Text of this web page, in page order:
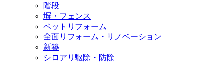
階段
塀・フェンス
ペットリフォーム
全面リフォーム・リノベーション
新築
シロアリ駆除・防除